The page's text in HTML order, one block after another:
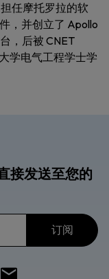
任摩托罗拉的软
，并创立了 Apollo
，后被 CNET
学电气工程学士学
接发送至您的